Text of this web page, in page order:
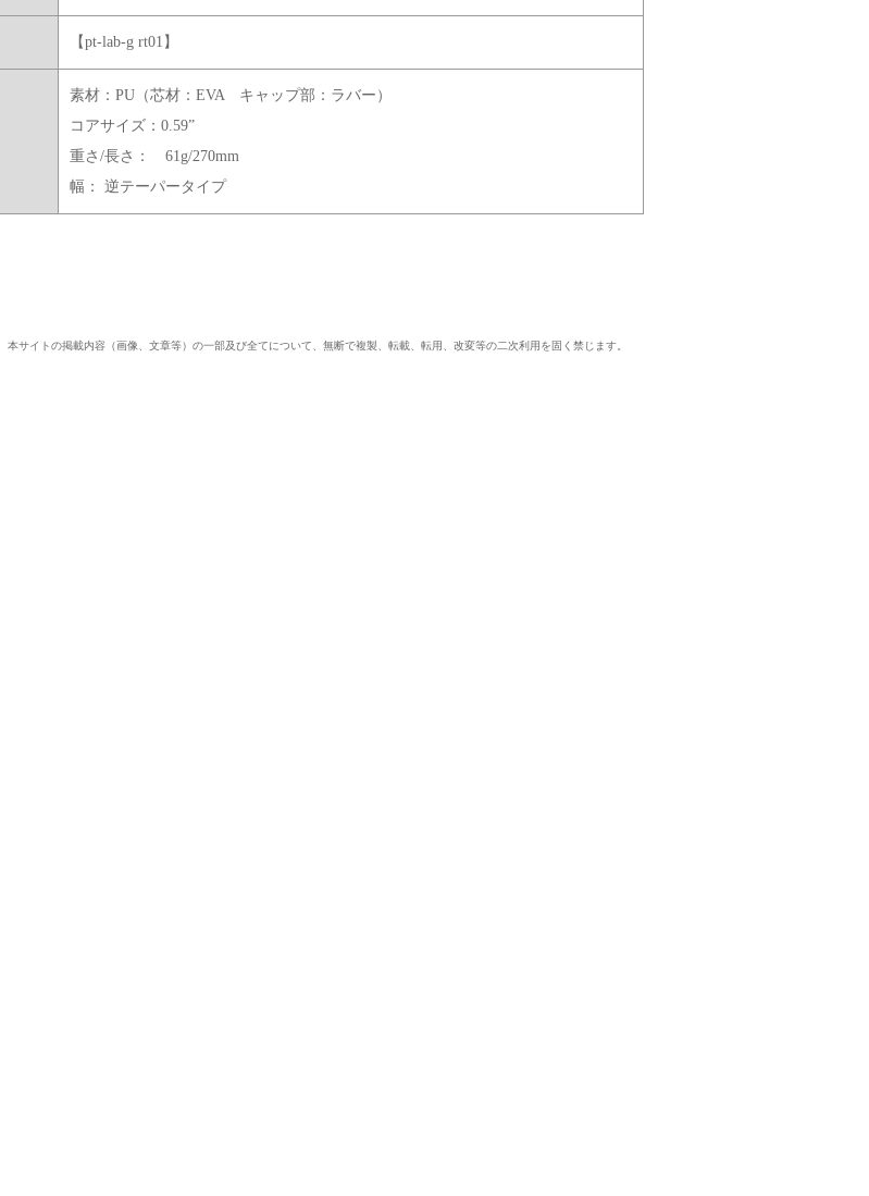
【pt-lab-g rt01】
素材：PU（芯材：EVA キャップ部：ラバー）
コアサイズ：0.59”
重さ/長さ： 61g/270mm
幅： 逆テーパータイプ
本サイトの掲載内容（画像、文章等）の一部及び全てについて、無断で複製、転載、転用、改変等の二次利用を固く禁じます。